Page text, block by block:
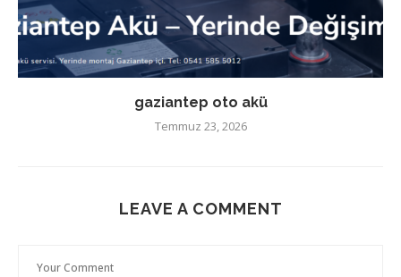
gaziantep oto akü
Temmuz 23, 2026
LEAVE A COMMENT